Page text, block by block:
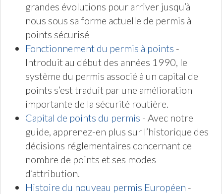
grandes évolutions pour arriver jusqu’à
nous sous sa forme actuelle de permis à
points sécurisé
Fonctionnement du permis à points -
Introduit au début des années 1990, le
système du permis associé à un capital de
points s’est traduit par une amélioration
importante de la sécurité routière.
Capital de points du permis - Avec notre
guide, apprenez-en plus sur l’historique des
décisions réglementaires concernant ce
nombre de points et ses modes
d’attribution.
Histoire du nouveau permis Européen -